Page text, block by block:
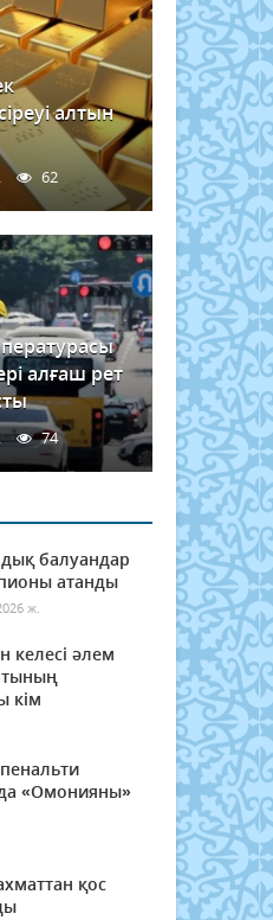
алтын
62
алғаш рет
74
балуандар
атанды
ж.
келесі әлем
кім
«Омонияны»
қос